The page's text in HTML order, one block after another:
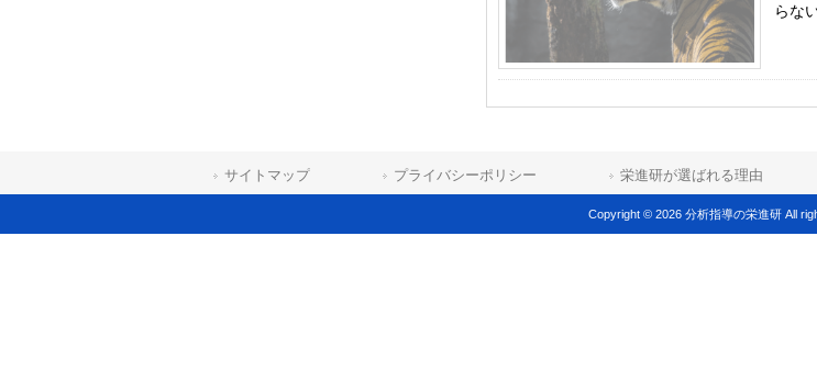
らな
サイトマップ プライバシーポリシー 栄進研が選ばれる理由
Copyright © 2026 分析指導の栄進研 All